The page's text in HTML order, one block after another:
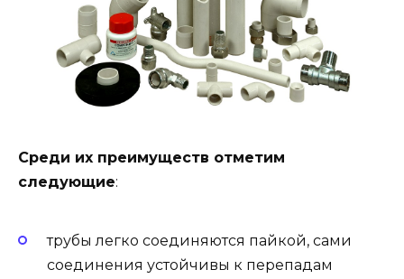
Среди их преимуществ отметим
следующие:
трубы легко соединяются пайкой, сами
соединения устойчивы к перепадам